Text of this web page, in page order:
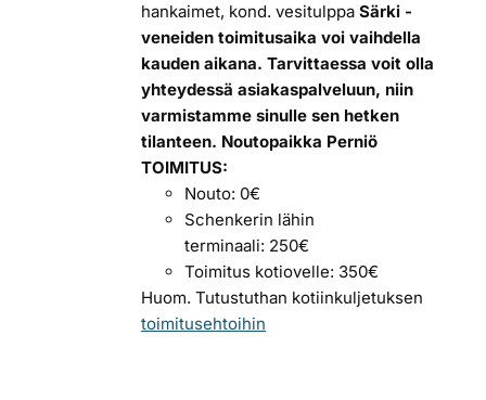
hankaimet, kond. vesitulppaSärki -
veneiden toimitusaika voi vaihdella
kauden aikana. Tarvittaessa voit olla
yhteydessä asiakaspalveluun, niin
varmistamme sinulle sen hetken
tilanteen. Noutopaikka Perniö
TOIMITUS:
Nouto: 0€
Schenkerin lähin
terminaali: 250€
Toimitus kotiovelle: 350€
Huom. Tutustuthan kotiinkuljetuksen
toimitusehtoihin